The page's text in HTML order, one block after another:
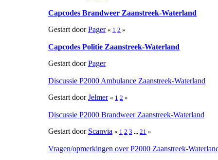
Capcodes Brandweer Zaanstreek-Waterland
Gestart doorPager « 1 2 »
Capcodes Politie Zaanstreek-Waterland
Gestart doorPager
Discussie P2000 Ambulance Zaanstreek-Waterland
Gestart doorJelmer « 1 2 »
Discussie P2000 Brandweer Zaanstreek-Waterland
Gestart door Scanvia « 1 2 3 ... 21 »
Vragen/opmerkingen over P2000 Zaanstreek-